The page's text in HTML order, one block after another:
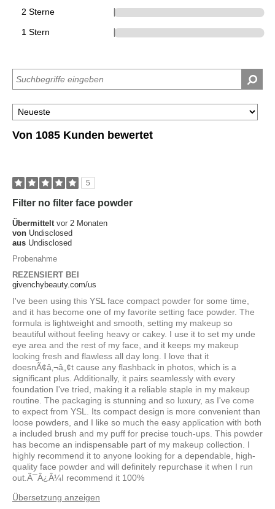
2 Sterne
1 Stern
Von 1085 Kunden bewertet
5
Filter no filter face powder
Übermittelt vor 2 Monaten
von Undisclosed
aus Undisclosed
Probenahme
REZENSIERT BEI
givenchybeauty.com/us
I've been using this YSL face compact powder for some time,
and it has become one of my favorite setting face powder. The
formula is lightweight and smooth, setting my makeup so
beautiful without feeling heavy or cakey. I use it to set my unde
eye area and the rest of my face, and it keeps my makeup
looking fresh and flawless all day long. I love that it
doesnÃ¢â‚¬â„¢t cause any flashback in photos, which is a
significant plus. Additionally, it pairs seamlessly with every
foundation I've tried, making it a reliable staple in my makeup
routine. The packaging is stunning and so luxury, as I've come
to expect from YSL. Its compact design is more convenient than
loose powders, and I like so much the easy application with both
a included brush and my puff for precise touch-ups. This powder
has become an indispensable part of my makeup collection. I
highly recommend it to anyone looking for a dependable, high-
quality face powder and will definitely repurchase it when I run
out.Ã¯Â¿Â¼I recommend it 100%
Übersetzung anzeigen